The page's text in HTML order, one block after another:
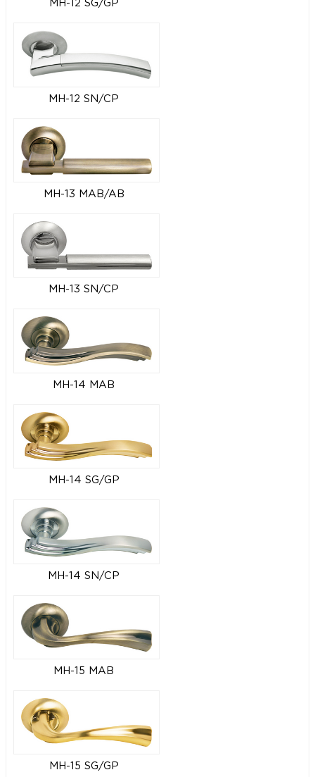
MH-12 SG/GP
MH-12 SN/CP
MH-13 MAB/AB
MH-13 SN/CP
MH-14 MAB
MH-14 SG/GP
MH-14 SN/CP
MH-15 MAB
MH-15 SG/GP